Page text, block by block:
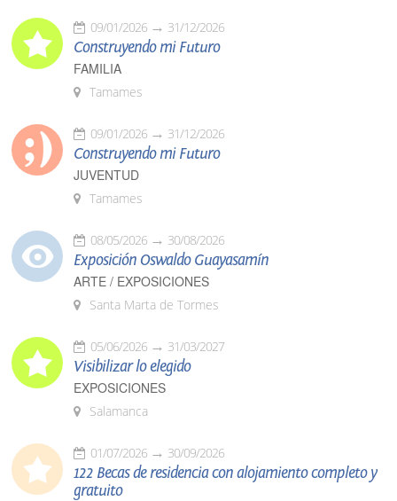
09/01/2026 31/12/2026
Construyendo mi Futuro
FAMILIA
Tamames
09/01/2026 31/12/2026
Construyendo mi Futuro
JUVENTUD
Tamames
08/05/2026 30/08/2026
Exposición Oswaldo Guayasamín
ARTE / EXPOSICIONES
Santa Marta de Tormes
05/06/2026 31/03/2027
Visibilizar lo elegido
EXPOSICIONES
Salamanca
01/07/2026 30/09/2026
122 Becas de residencia con alojamiento completo y
gratuito